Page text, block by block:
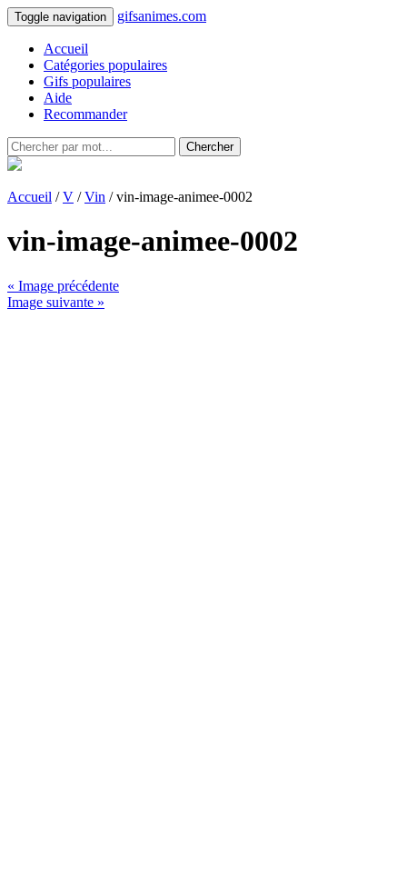
Toggle navigation gifsanimes.com
Accueil
Catégories populaires
Gifs populaires
Aide
Recommander
Chercher
Accueil /V /Vin / vin-image-animee-0002
vin-image-animee-0002
« Image précédente
Image suivante »